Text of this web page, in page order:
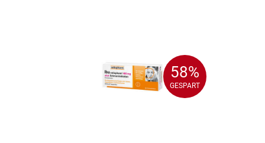
58%
GESPART
58%
GESPART